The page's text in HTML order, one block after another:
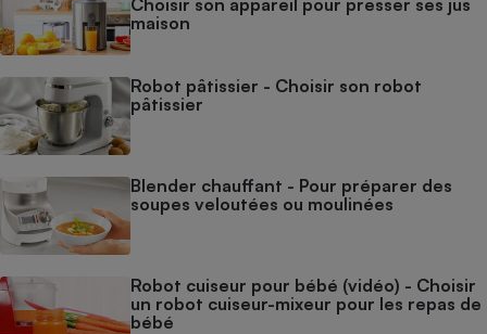
maison
Robot pâtissier - Choisir son robot
pâtissier
Blender chauffant - Pour préparer des
soupes veloutées ou moulinées
Robot cuiseur pour bébé (vidéo) - Choisir
un robot cuiseur-mixeur pour les repas de
bébé